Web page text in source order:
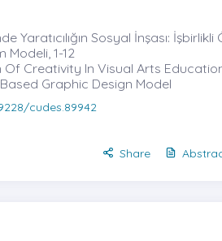
Yaratıcılığın Sosyal İnşası:
Modeli, 1-12
Creativity In Visual Arts
Graphic Design Model
cudes.89942
Share